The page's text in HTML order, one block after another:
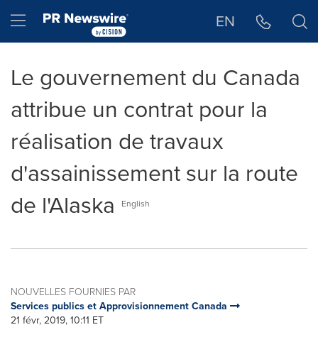
Hamburger menu EN
Le gouvernement du Canada
attribue un contrat pour la
réalisation de travaux
d'assainissement sur la route
de l'Alaska
English
NOUVELLES FOURNIES PAR
Services publics et Approvisionnement Canada
21 févr, 2019, 10:11 ET